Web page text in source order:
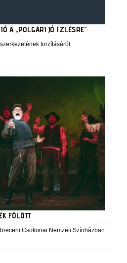
A „POLGÁRI JÓ ÍZLÉSRE”
torzításáról
FÖLÖTT
Csokonai Nemzeti Színházban